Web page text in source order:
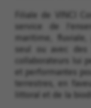
Filiale de VINCI
service de
maritime,
seul ou avec des
collaborateurs lui
et performantes
terrestres, en
littoral et de la